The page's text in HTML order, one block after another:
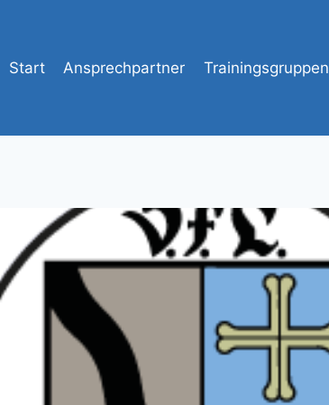
Start Ansprechpartner Trainingsgruppen